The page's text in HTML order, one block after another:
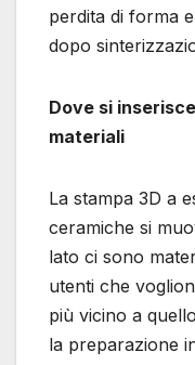
perdita di forma
dopo
Dove si
materiali
La stampa 3D a
ceramiche si
lato ci sono
utenti che
più vicino a
la preparazione